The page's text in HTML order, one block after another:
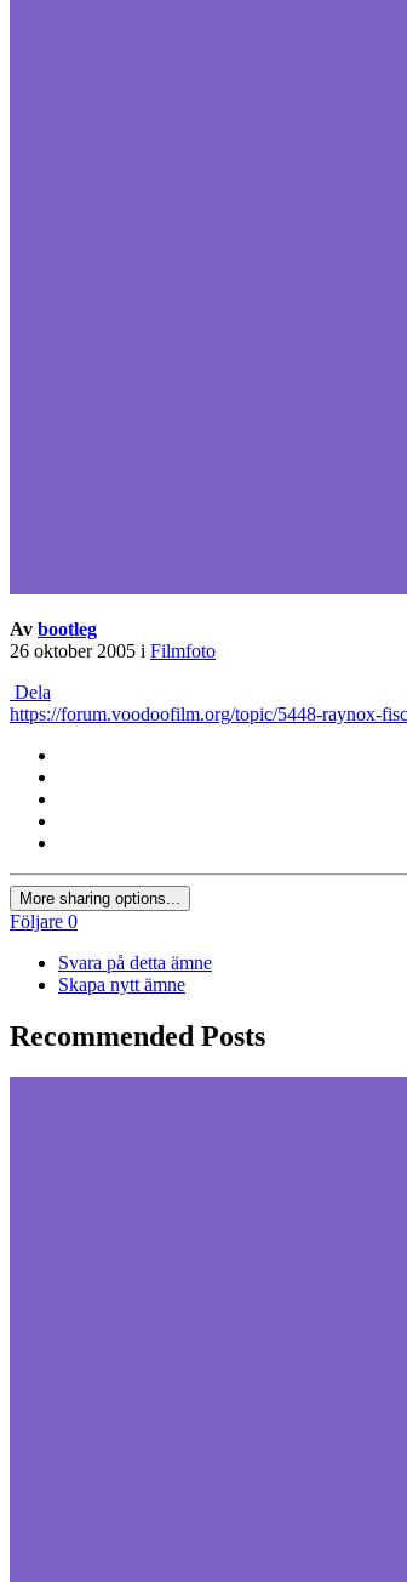
Av bootleg
26 oktober 2005 i Filmfoto
Dela
https://forum.voodoofilm.org/topic/5448-raynox-
More sharing options...
Följare 0
Svara på detta ämne
Skapa nytt ämne
Recommended Posts